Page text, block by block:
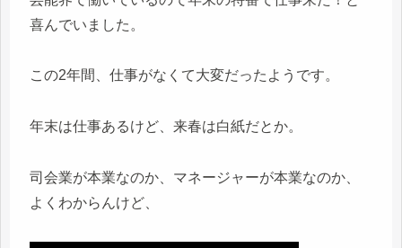
喜んでいました。
この2年間、仕事がなくて大変だったようです。
年末は仕事あるけど、来春は白紙だとか。
司会業が本業なのか、マネージャーが本業なのか、
よくわからんけど、